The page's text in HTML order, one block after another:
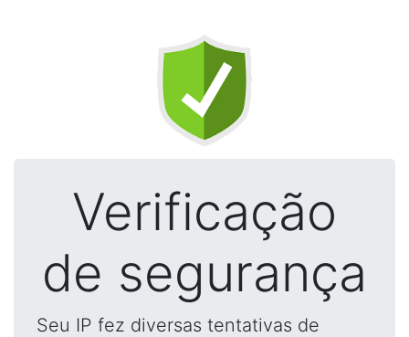
Verificação
de segurança
Seu IP fez diversas tentativas de